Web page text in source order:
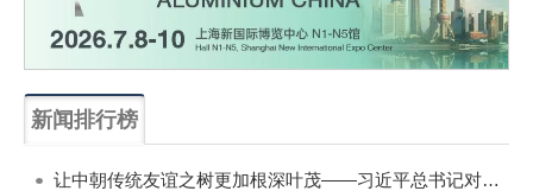
新闻排行榜
让中朝传统友谊之树更加根深叶茂——习近平总书记对朝鲜进行国事访问纪实